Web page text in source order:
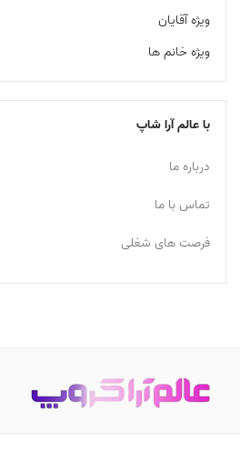
ویژه آقایان
ویژه خانم ها
با عالم آرا شاپ
درباره ما
تماس با ما
فرصت های شغلی